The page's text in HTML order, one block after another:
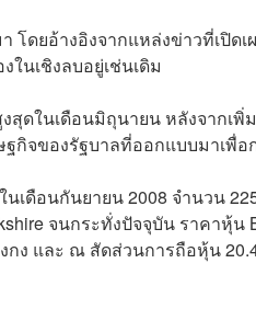
โดยอ้างอิงจากแหล่งข่าวที่เปิด
ในเชิงลบอยู่เช่นเดิม
ดในเดือนมิถุนายน หลังจากเ
ฐกิจของรัฐบาลที่ออกแบบมาเ
นเดือนกันยายน 2008 จำนวน
จนกระทั่งปัจจุบัน ราคาหุ้
กง และ ณ สัดส่วนการถือหุ้น